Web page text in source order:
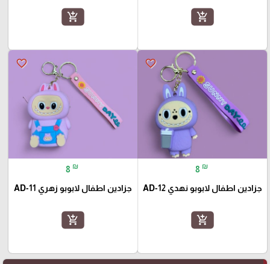
add_shopping_cart
add_shopping_cart
favorite_border
8 ₪
جزادين اطفال لابوبو نهدي AD-12
add_shopping_cart
favorite_border
8 ₪
جزادين اطفال لابوبو زهري AD-11
add_shopping_cart